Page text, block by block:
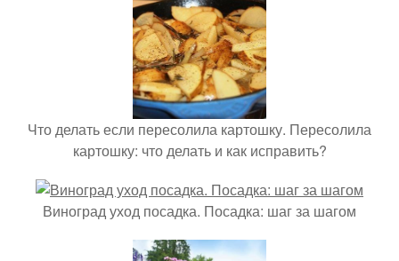
Что делать если пересолила картошку. Пересолила
картошку: что делать и как исправить?
Виноград уход посадка. Посадка: шаг за шагом